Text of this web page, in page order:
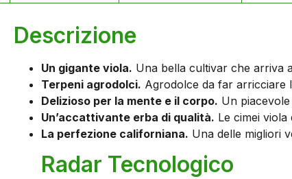
Descrizione
Un gigante viola. Una bella cultivar che arriva
Terpeni agrodolci. Agrodolce da far arricciare
Delizioso per la mente e il corpo. Un
Un’accattivante erba di qualità. Le cimei
La perfezione californiana. Una delle migliori
Radar Tecnologico